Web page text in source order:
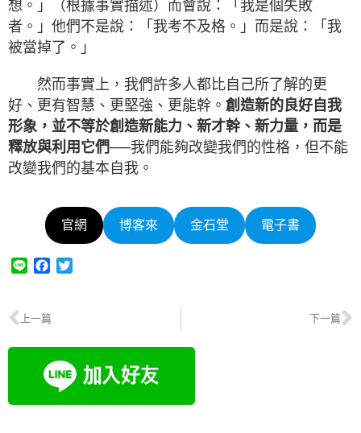
想。」（根據事實描述）而會說：「我是個失敗
者。」他們不是說：「我考不及格。」而是說：「我
被當掉了。」
然而事實上，我們許多人都比自己所了解的更
好、更有智慧、更堅強、更能幹。 創造新的良好自我
形象，並不等於創造新能力、新才幹、新力量，而是
釋放與利用它們──我們能夠改變我們的性格，但不能
改變我們的基本自我。
官網 博客來 金石堂 電子書
e
e
o
o
k
e
r
上一篇 下一篇